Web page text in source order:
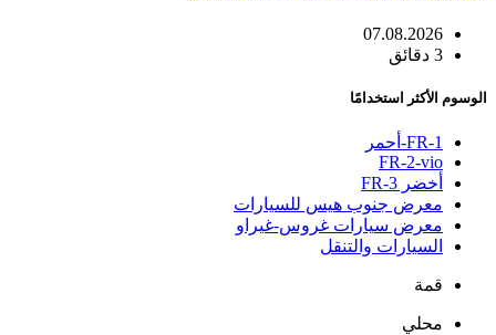
07.08.2026
3 دقائق
الوسوم الأكثر استخدامًا
FR-1-أحمر
FR-2-vio
أخضر FR-3
معرض جنوب هيس للسيارات
معرض سيارات غروس-غيراو
السيارات والتنقل
قمة
محلي